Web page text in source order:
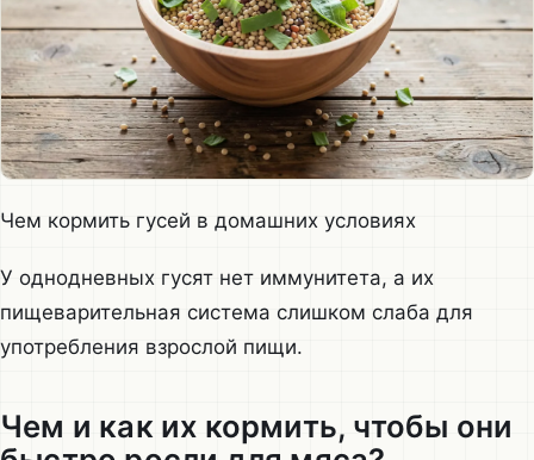
Чем кормить гусей в домашних условиях
У однодневных гусят нет иммунитета, а их
пищеварительная система слишком слаба для
употребления взрослой пищи.
Чем и как их кормить, чтобы они